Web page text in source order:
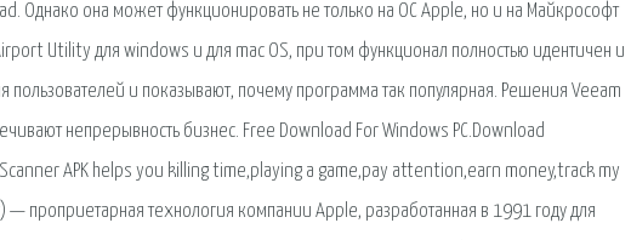
Однако она может функционировать не только на ОС Apple, но и на Майкрософт
Utility для windows и для mac OS, при том функционал полностью идентичен и
и показывают, почему программа так популярная. Решения Veeam
непрерывность бизнес. Free Download For Windows PC.Download
APK helps you killing time,playing a game,pay attention,earn money,track my
— проприетарная технология компании Apple, разработанная в 1991 году для